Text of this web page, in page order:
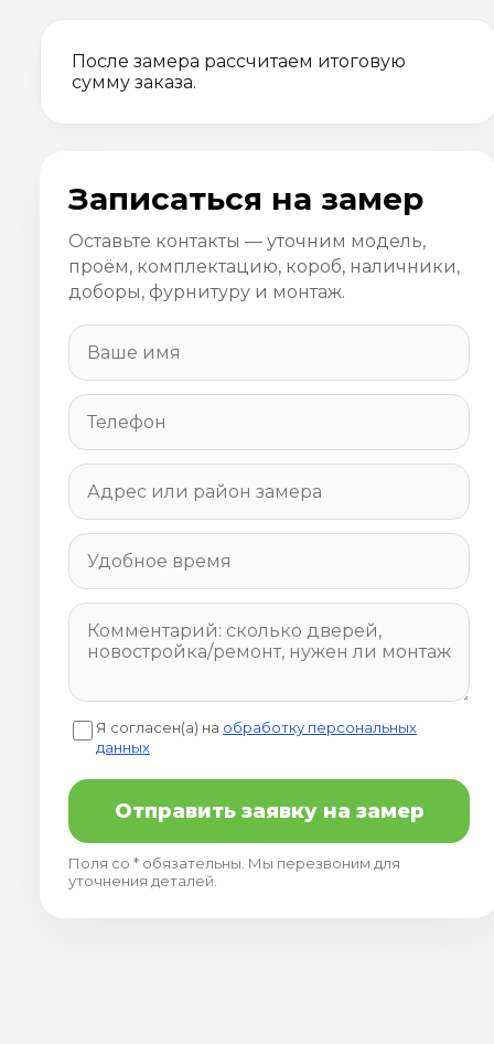
После замера рассчитаем итоговую
сумму заказа.
Записаться на замер
Оставьте контакты — уточним модель,
проём, комплектацию, короб, наличники,
доборы, фурнитуру и монтаж.
Я согласен(а) на обработку персональных
данных
Отправить заявку на замер
Поля со * обязательны. Мы перезвоним для
уточнения деталей.